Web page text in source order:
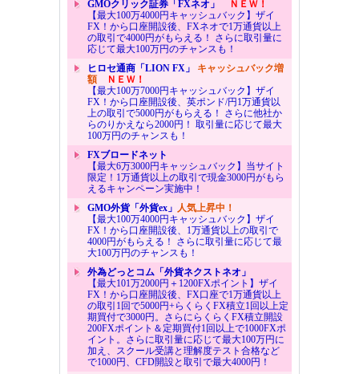
GMOクリック証券「FXネオ」
ＮＥＷ！
【最大100万4000円キャッシュバック】ザイ
FX！から口座開設後、FXネオで1万通貨以上
の取引で4000円がもらえる！ さらに取引量に
応じて最大100万円のチャンスも！
ヒロセ通商「LION FX」 キャッシュバック増
額ＮＥＷ！
【最大100万7000円キャッシュバック】ザイ
FX！から口座開設後、英ポンド/円1万通貨以
上の取引で5000円がもらえる！ さらに他社か
らのりかえなら2000円！ 取引量に応じて最大
100万円のチャンスも！
FXブロードネット
【最大6万3000円キャッシュバック】当サイト
限定！1万通貨以上の取引で現金3000円がもら
えるキャンペーン実施中！
GMO外貨「外貨ex」 人気上昇中！
【最大100万4000円キャッシュバック】ザイ
FX！から口座開設後、1万通貨以上の取引で
4000円がもらえる！ さらに取引量に応じて最
大100万円のチャンスも！
外為どっとコム「外貨ネクストネオ」
【最大101万2000円＋1200FXポイント】ザイ
FX！から口座開設後、FX口座で1万通貨以上
の取引1回で5000円+らくらくFX積立1回以上定
期買付で3000円。さらにらくらくFX積立開設
200FXポイント＆定期買付1回以上で1000FXポ
イント。さらに取引量に応じて最大100万円に
加え、スクール受講と理解度テスト合格など
で1000円、CFD開設と取引で最大4000円！